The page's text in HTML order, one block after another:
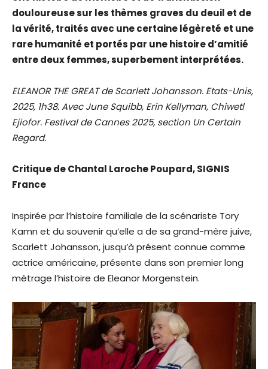
douloureuse sur les thèmes graves du deuil et de
la vérité, traités avec une certaine légèreté et une
rare humanité et portés par une histoire d’amitié
entre deux femmes, superbement interprétées.
ELEANOR THE GREAT de Scarlett Johansson. Etats-Unis,
2025, 1h38. Avec June Squibb, Erin Kellyman, Chiwetl
Ejiofor. Festival de Cannes 2025, section Un Certain
Regard.
Critique de Chantal Laroche Poupard, SIGNIS
France
Inspirée par l’histoire familiale de la scénariste Tory
Kamn et du souvenir qu’elle a de sa grand-mère juive,
Scarlett Johansson, jusqu’à présent connue comme
actrice américaine, présente dans son premier long
métrage l’histoire de Eleanor Morgenstein.